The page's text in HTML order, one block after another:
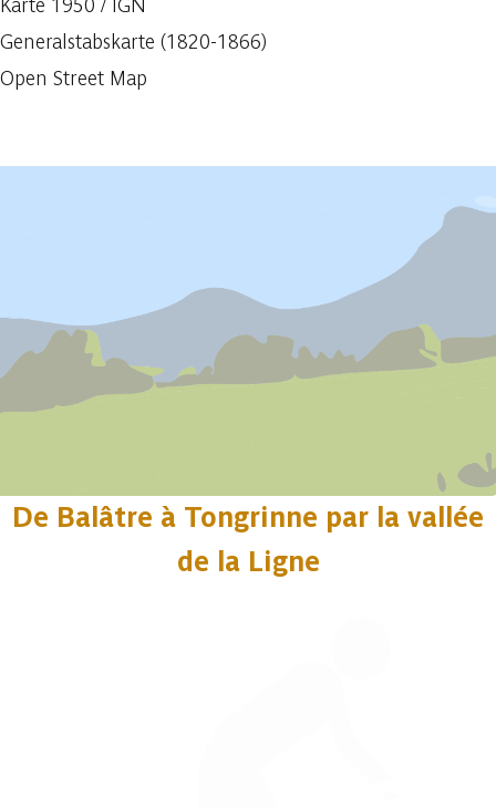
Karte 1950 / IGN
Generalstabskarte (1820-1866)
Open Street Map
De Balâtre à Tongrinne par la vallée
de la Ligne